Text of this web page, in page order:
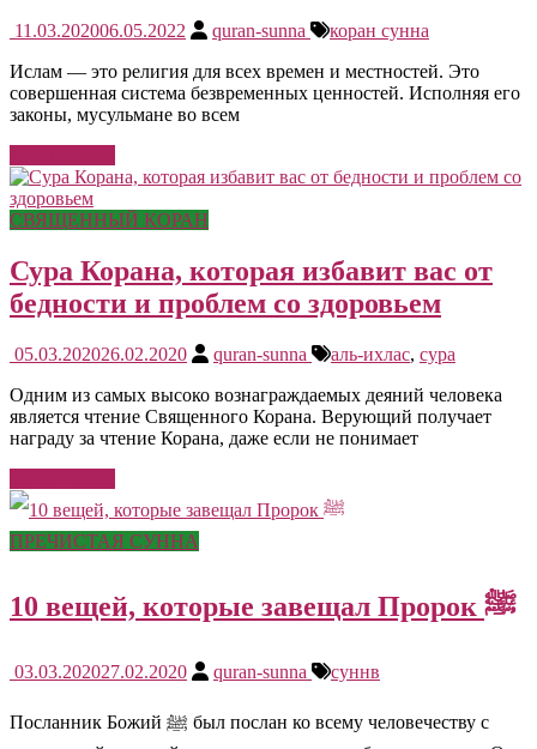
11.03.202006.05.2022 quran-sunna
коран сунна
Ислам — это религия для всех времен и местностей. Это
совершенная система безвременных ценностей. Исполняя его
законы, мусульмане во всем
СВЯЩЕННЫЙ КОРАН
Сура Корана, которая избавит вас от
бедности и проблем со здоровьем
05.03.202026.02.2020 quran-sunna аль-ихлас, сура
Одним из самых высоко вознаграждаемых деяний человека
является чтение Священного Корана. Верующий получает
награду за чтение Корана, даже если не понимает
ПРЕЧИСТАЯ СУННА
10 вещей, которые завещал Пророк ﷺ
03.03.202027.02.2020 quran-sunna суннв
Посланник Божий ﷺ был послан ко всему человечеству с